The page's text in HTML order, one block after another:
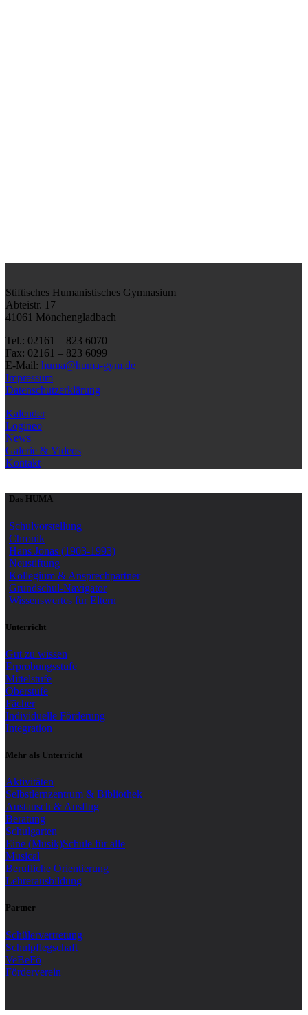
Stiftisches Humanistisches Gymnasium
Abteistr. 17
41061 Mönchengladbach
Tel.: 02161 – 823 6070
Fax: 02161 – 823 6099
E-Mail: huma@huma-gym.de
Impressum
Datenschutzerklärung
Kalender
Logineo
News
Galerie & Videos
Kontakt
Das HUMA
Schulvorstellung
Chronik
Hans Jonas (1903-1993)
Neustiftung
Kollegium & Ansprechpartner
Grundschul-Navigator
Wissenswertes für Eltern
Unterricht
Gut zu wissen
Erprobungsstufe
Mittelstufe
Oberstufe
Fächer
Individuelle Förderung
Integration
Mehr als Unterricht
Aktivitäten
Selbstlernzentrum & Bibliothek
Austausch & Ausflug
Beratung
Schulgarten
Eine (Musik)Schule für alle
Musical
Berufliche Orientierung
Lehrerausbildung
Partner
Schülervertretung
Schulpflegschaft
VeBeFö
Förderverein